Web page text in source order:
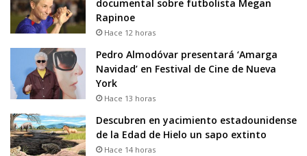
documental sobre futbolista Megan
Rapinoe
Hace 12 horas
Pedro Almodóvar presentará ‘Amarga
Navidad’ en Festival de Cine de Nueva
York
Hace 13 horas
Descubren en yacimiento estadounidense
de la Edad de Hielo un sapo extinto
Hace 14 horas